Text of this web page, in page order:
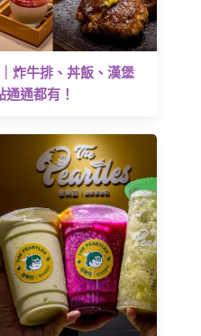
炸牛排、丼飯、漢堡
通都有！